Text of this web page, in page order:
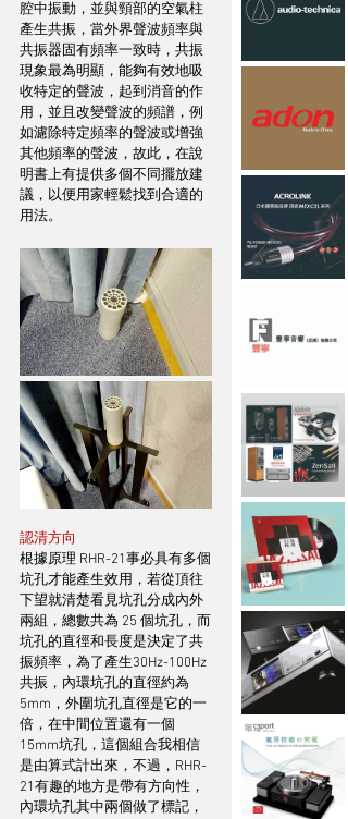
腔中振動，並與頸部的空氣柱
產生共振，當外界聲波頻率與
共振器固有頻率一致時，共振
現象最為明顯，能夠有效地吸
收特定的聲波，起到消音的作
用，並且改變聲波的頻譜，例
如濾除特定頻率的聲波或增強
其他頻率的聲波，故此，在說
明書上有提供多個不同擺放建
議，以便用家輕鬆找到合適的
用法。
認清方向
根據原理 RHR-21事必具有多個
坑孔才能產生效用，若從頂往
下望就清楚看見坑孔分成內外
兩組，總數共為 25 個坑孔，而
坑孔的直徑和長度是決定了共
振頻率，為了產生30Hz-100Hz
共振，內環坑孔的直徑約為
5mm，外圍坑孔直徑是它的一
倍，在中間位置還有一個
15mm坑孔，這個組合我相信
是由算式計出來，不過，RHR-
21有趣的地方是帶有方向性，
內環坑孔其中兩個做了標記，